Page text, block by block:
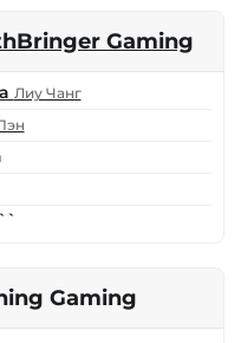
Gaming
Лиу Чанг
Gaming